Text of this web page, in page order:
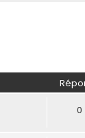
0